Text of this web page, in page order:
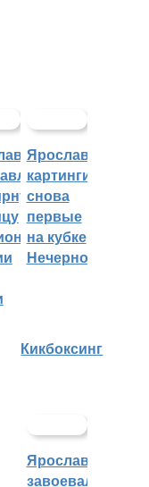
Ярославские
картингисты
снова
первые
на кубке
Нечерноземья
Кикбоксинг
Ярославцы
завоевали